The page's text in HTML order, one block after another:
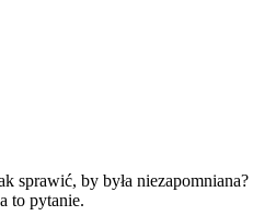
sprawić, by była niezapomniana?
to pytanie.